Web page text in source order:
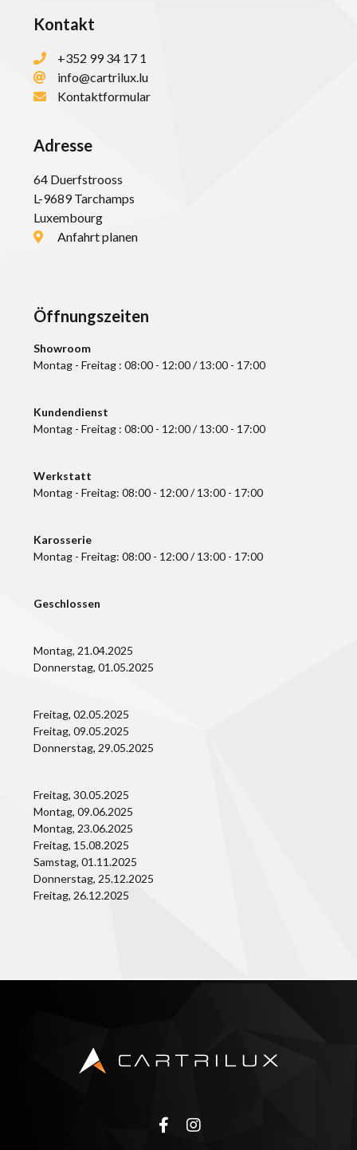
Kontakt
+352 99 34 17 1
info@cartrilux.lu
Kontaktformular
Adresse
64 Duerfstrooss
L-9689 Tarchamps
Luxembourg
Anfahrt planen
Öffnungszeiten
Showroom
Montag - Freitag : 08:00 - 12:00 / 13:00 - 17:00
Kundendienst
Montag - Freitag : 08:00 - 12:00 / 13:00 - 17:00
Werkstatt
Montag - Freitag: 08:00 - 12:00 / 13:00 - 17:00
Karosserie
Montag - Freitag: 08:00 - 12:00 / 13:00 - 17:00
Geschlossen
Montag, 21.04.2025
Donnerstag, 01.05.2025
Freitag, 02.05.2025
Freitag, 09.05.2025
Donnerstag, 29.05.2025
Freitag, 30.05.2025
Montag, 09.06.2025
Montag, 23.06.2025
Freitag, 15.08.2025
Samstag, 01.11.2025
Donnerstag, 25.12.2025
Freitag, 26.12.2025